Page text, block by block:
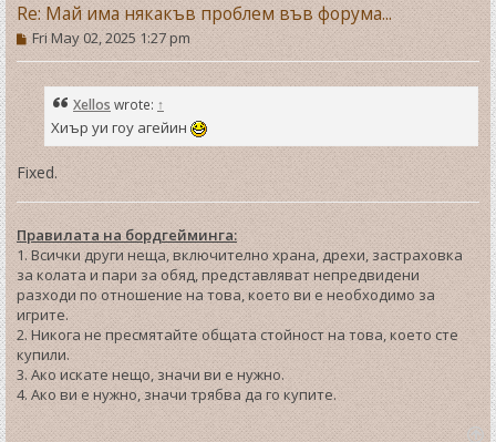
Re: Май има някакъв проблем във форума...
P
o
s
t
Fri May 02, 2025 1:27 pm
Xellos wrote: ↑
Хиър уи гоу агейин
Fixed.
Правилата на бордгейминга:
1. Всички други неща, включително храна, дрехи, застраховка
за колата и пари за обяд, представляват непредвидени
разходи по отношение на това, което ви е необходимо за
игрите.
2. Никога не пресмятайте общата стойност на това, което сте
купили.
3. Ако искате нещо, значи ви е нужно.
4. Ако ви е нужно, значи трябва да го купите.